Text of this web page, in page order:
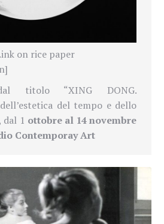
on rice paper
dal titolo “XING
DONG.
dell’estetica del tempo e dello
dal 1 ottobre al 14 novembre
Contemporay Art